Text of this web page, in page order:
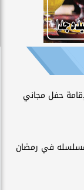
حفل مجاني
في رمضان